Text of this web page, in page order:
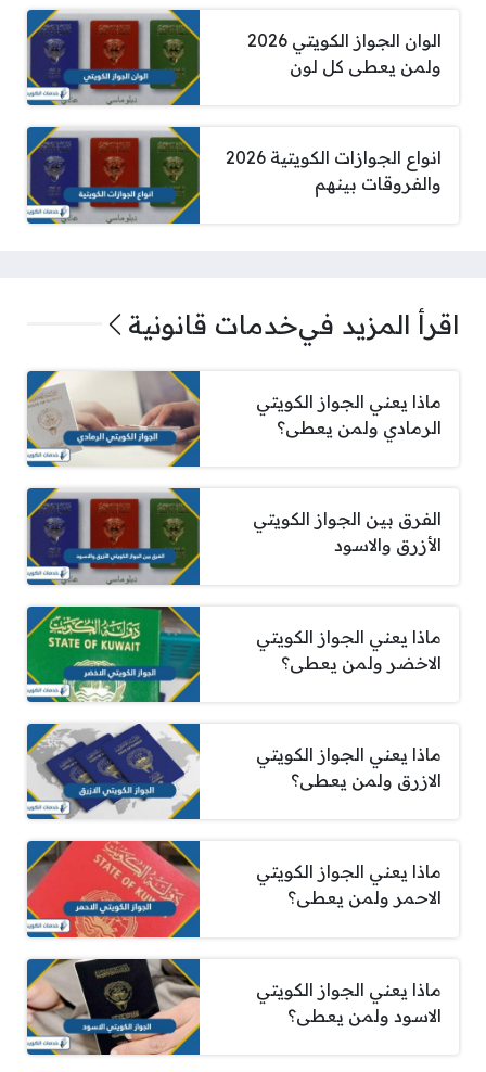
الوان الجواز الكويتي 2026
ولمن يعطى كل لون
انواع الجوازات الكويتية 2026
والفروقات بينهم
اقرأ المزيد فيخدمات قانونية
ماذا يعني الجواز الكويتي
الرمادي ولمن يعطى؟
الفرق بين الجواز الكويتي
الأزرق والاسود
ماذا يعني الجواز الكويتي
الاخضر ولمن يعطى؟
ماذا يعني الجواز الكويتي
الازرق ولمن يعطى؟
ماذا يعني الجواز الكويتي
الاحمر ولمن يعطى؟
ماذا يعني الجواز الكويتي
الاسود ولمن يعطى؟